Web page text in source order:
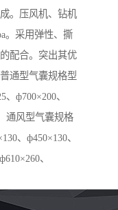
。压风机、钻机
。采用弹性、撕
配合。突出其优
通型气囊规格型
ф700×200、
通风型气囊规格
、ф450×130、
、